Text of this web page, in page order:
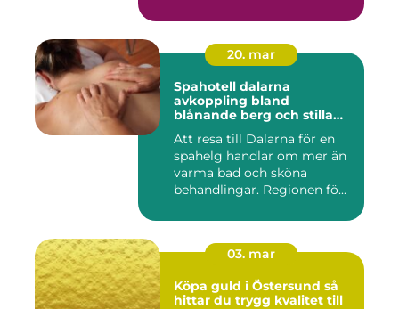
20. mar
Spahotell dalarna
avkoppling bland
blånande berg och stilla
Att resa till Dalarna för en
spahelg handlar om mer än
varma bad och sköna
behandlingar. Regionen fö...
03. mar
Köpa guld i Östersund så
hittar du trygg kvalitet till